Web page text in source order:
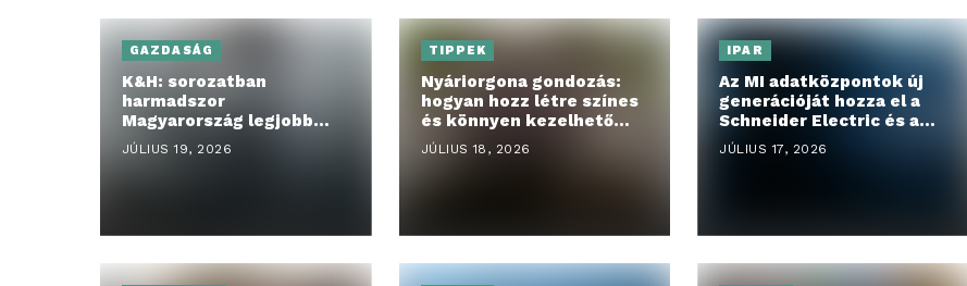
GAZDASÁG
K&H: sorozatban
harmadszor
Magyarország legjobb
digitális bankja a
Euromoney szerint
JÚLIUS 19, 2026
TIPPEK
Nyáriorgona gondozás:
hogyan hozz létre színes
és könnyen kezelhető
kertet
JÚLIUS 18, 2026
IPAR
Az MI adatközpontok új
generációját hozza el a
Schneider Electric és a
Foxconn
JÚLIUS 17, 2026